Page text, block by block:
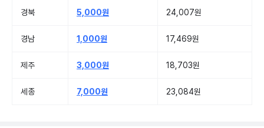
경북 5,000원 24,007원
경남 1,000원 17,469원
제주 3,000원 18,703원
세종 7,000원 23,084원